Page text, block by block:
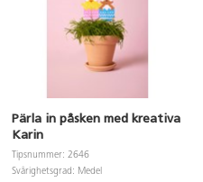
Pärla in påsken med kreativa
Karin
Tipsnummer: 2646
Svårighetsgrad: Medel